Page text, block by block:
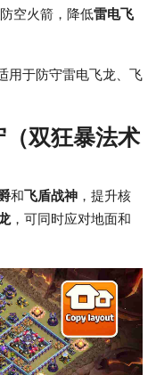
空火箭，降低雷电飞
用于防守雷电飞龙、飞
（双狂暴法术
和飞盾战神 ，提升核
，可同时应对地面和